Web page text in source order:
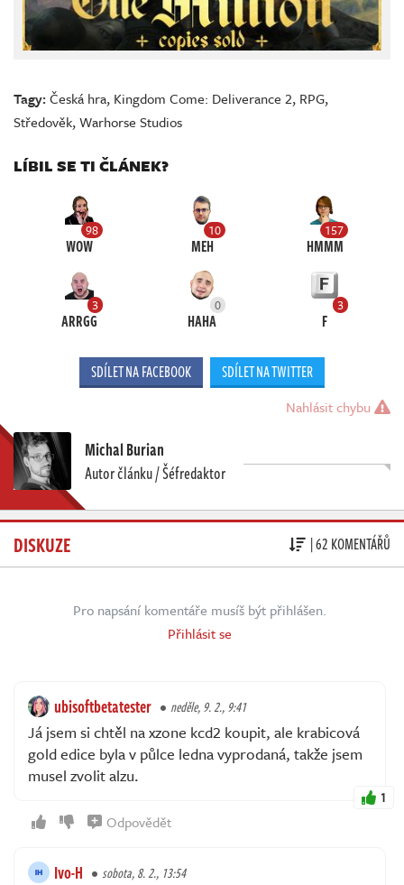
Tagy:Česká hra, Kingdom Come: Deliverance 2, RPG,
Středověk,Warhorse Studios
LÍBIL SE TI ČLÁNEK?
98
WOW
10
MEH
157
HMMM
3
ARRGG
0
HAHA
3
F
SDÍLET NA FACEBOOK SDÍLET NA TWITTER
Nahlásit chybu
Michal Burian
Autor článku / Šéfredaktor
DISKUZE | 62 KOMENTÁŘŮ
Pro napsání komentáře musíš být přihlášen.
Přihlásit se
ubisoftbetatester neděle, 9. 2., 9:41
Já jsem si chtěl na xzone kcd2 koupit, ale krabicová
gold edice byla v půlce ledna vyprodaná, takže jsem
musel zvolit alzu.
1
Odpovědět
Ivo-H sobota, 8. 2., 13:54